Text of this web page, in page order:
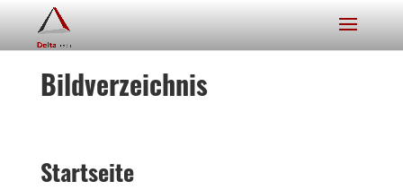
Bildverzeichnis
Startseite